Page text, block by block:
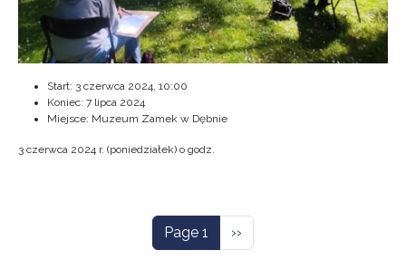
Start: 3 czerwca 2024, 10:00
Koniec: 7 lipca 2024
Miejsce: Muzeum Zamek w Dębnie
3 czerwca 2024 r. (poniedziałek) o godz.
Page 1 Next page
››